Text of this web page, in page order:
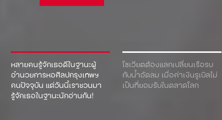
หลายคนรู้จักเธอดีในฐานะผู้
อำนวยการหอศิลปกรุงเทพฯ
คนปัจจุบัน แต่วันนี้เราชวนมา
รู้จักเธอในฐานะนักอ่านกัน!
โซเวียตต้องแลกเปลี่ยนเรือรบ
กับน้ำอัดลม เมื่อค่าเงินรูเบิลไม่
เป็นที่ยอมรับในตลาดโลก